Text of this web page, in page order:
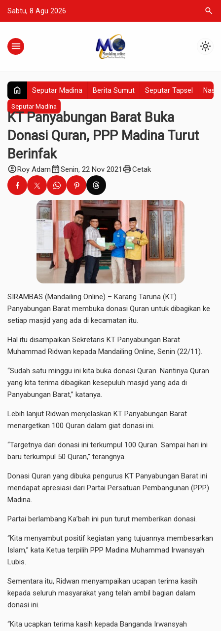
Sabtu, 8 Agu 2026 search
menu light_mode
home Seputar Madina Berita Sumut Seputar Tapsel
Seputar Madina
KT Panyabungan Barat Buka
Donasi Quran, PPP Madina Turut
Berinfak
account_circleRoy Adamcalendar_monthSenin, 22 Nov 2021 printCetak
SIRAMBAS (Mandailing Online) – Karang Taruna (KT)
Panyabungan Barat membuka donasi Quran untuk dibagikan ke
setiap masjid yang ada di kecamatan itu.
Hal itu disampaikan Sekretaris KT Panyabungan Barat
Muhammad Ridwan kepada Mandailing Online, Senin (22/11).
“Sudah satu minggu ini kita buka donasi Quran. Nantinya Quran
yang kita terima dibagikan kesepuluh masjid yang ada di
Panyabungan Barat,” katanya.
Lebih lanjut Ridwan menjelaskan KT Panyabungan Barat
menargetkan 100 Quran dalam giat donasi ini.
“Targetnya dari donasi ini terkumpul 100 Quran. Sampai hari ini
baru terkumpul 50 Quran,” terangnya.
Donasi Quran yang dibuka pengurus KT Panyabungan Barat ini
mendapat apresiasi dari Partai Persatuan Pembangunan (PPP)
Madina.
Partai berlambang Ka’bah ini pun turut memberikan donasi.
“Kita menyambut positif kegiatan yang tujuannya membesarkan
Islam,” kata Ketua terpilih PPP Madina Muhammad Irwansyah
Lubis.
Sementara itu, Ridwan menyampaikan ucapan terima kasih
kepada seluruh masyarakat yang telah ambil bagian dalam
donasi ini.
“Kita ucapkan terima kasih kepada Banganda Irwansyah